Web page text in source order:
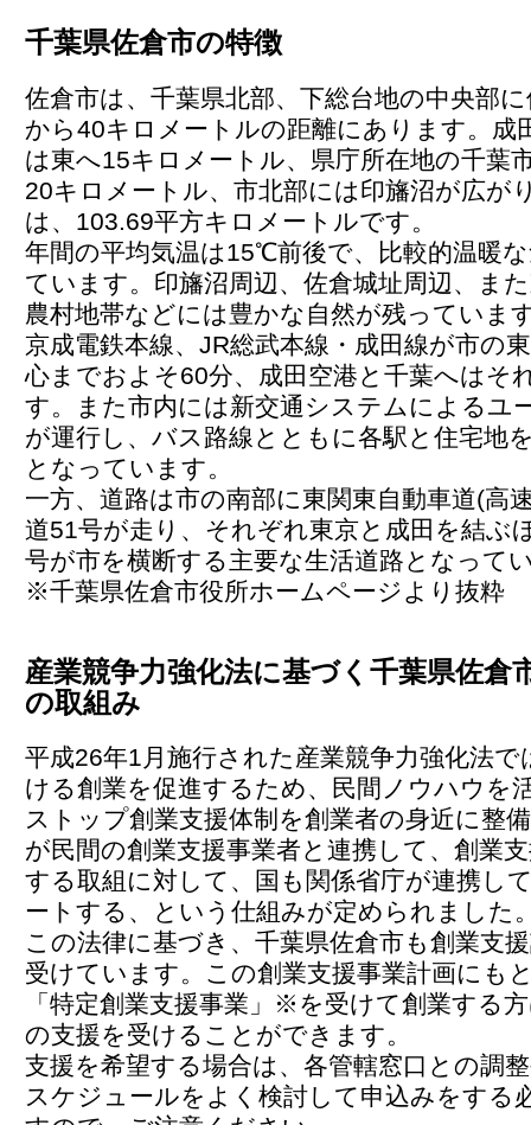
千葉県佐倉市の特徴
佐倉市は、千葉県北部、下総台地の中央部
から40キロメートルの距離にあります。成
は東へ15キロメートル、県庁所在地の千葉
20キロメートル、市北部には印旛沼が広が
は、103.69平方キロメートルです。
年間の平均気温は15℃前後で、比較的温暖
ています。印旛沼周辺、佐倉城址周辺、ま
農村地帯などには豊かな自然が残っていま
京成電鉄本線、JR総武本線・成田線が市の
心までおよそ60分、成田空港と千葉へはそ
す。また市内には新交通システムによるユ
が運行し、バス路線とともに各駅と住宅地
となっています。
一方、道路は市の南部に東関東自動車道(高
道51号が走り、それぞれ東京と成田を結ぶ
号が市を横断する主要な生活道路となって
※千葉県佐倉市役所ホームページより抜粋
産業競争力強化法に基づく千葉県佐倉
の取組み
平成26年1月施行された産業競争力強化法で
ける創業を促進するため、民間ノウハウを
ストップ創業支援体制を創業者の身近に整
が民間の創業支援事業者と連携して、創業
する取組に対して、国も関係省庁が連携し
ートする、という仕組みが定められました
この法律に基づき、千葉県佐倉市も創業支
受けています。この創業支援事業計画にも
「特定創業支援事業」※を受けて創業する
の支援を受けることができます。
支援を希望する場合は、各管轄窓口との調
スケジュールをよく検討して申込みをする